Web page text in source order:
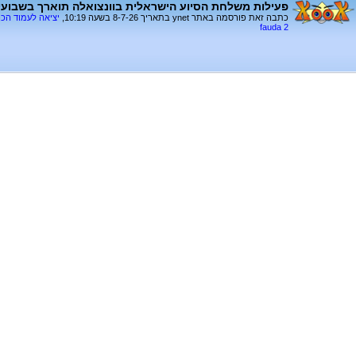
פעילות משלחת הסיוע הישראלית בוונצואלה תוארך
כתבה זאת פורסמה באתר ynet בתאריך 8-7-26 בשעה 10:19, יציאה לעמוד
fauda 2